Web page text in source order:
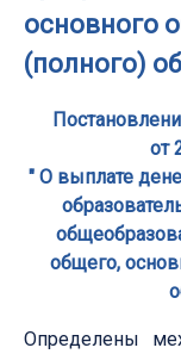
основного
(полного)
от
" О выплате
общего,
Определены